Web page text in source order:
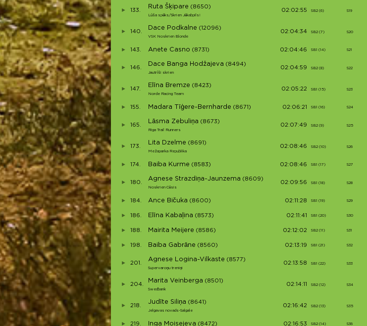
133.
Ruta Šķipare (8650)
Lūša spēks/Skrien Jēkabpils!
02:02:55 SB2 (6) S19
140.
Dace Podkalne (12096)
VSK Noskrien Blonde
02:04:34 SB2 (7) S20
143. Anete Casno (8731) 02:04:46 SB1 (14) S21
146.
Dace Banga Hodžajeva (8494)
Jautrīši skrien
02:04:59 SB2 (8) S22
147.
Elīna Bremze (8423)
Norde Racing Team
02:05:22 SB1 (15) S23
155. Madara Tīģere-Bernharde (8671) 02:06:21 SB1 (16) S24
165.
Lāsma Zebuliņa (8673)
Riga Trail Runners
02:07:49 SB2 (9) S25
173.
Lita Dzelme (8691)
Mežaparka Republika
02:08:46 SB2 (10) S26
174. Baiba Kurme (8583) 02:08:46 SB1 (17) S27
180.
Agnese Strazdiņa-Jaunzema (8609)
Noskrien Cēsis
02:09:56 SB1 (18) S28
184. Ance Bičuka (8600) 02:11:28 SB1 (19) S29
186. Elīna Kabaļina (8573) 02:11:41 SB1 (20) S30
188. Mairita Meijere (8586) 02:12:02 SB2 (11) S31
198. Baiba Gabrāne (8560) 02:13:19 SB1 (21) S32
201.
Agnese Logina-Vilkaste (8577)
Supervaroņu treniņi
02:13:58 SB1 (22) S33
204.
Marita Veinberga (8501)
Swedbank
02:14:11 SB2 (12) S34
218.
Judīte Siliņa (8641)
Jelgavas novads-Salgale
02:16:42 SB2 (13) S35
219. Inga Moisejeva (8472) 02:16:53 SB2 (14) S36